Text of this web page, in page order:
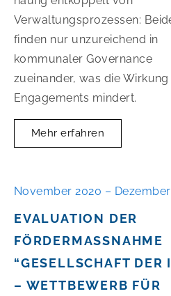
Verwaltungsprozessen:
finden nur unzureichend in
kommunaler Governance
zueinander, was die Wirkung
Engagements mindert.
Mehr erfahren
November 2020 –
EVALUATION DER
FÖRDERMASSNAHME “
GESELLSCHAFT DER
WETTBEWERB FÜR S